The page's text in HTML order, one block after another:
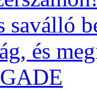
saválló
és